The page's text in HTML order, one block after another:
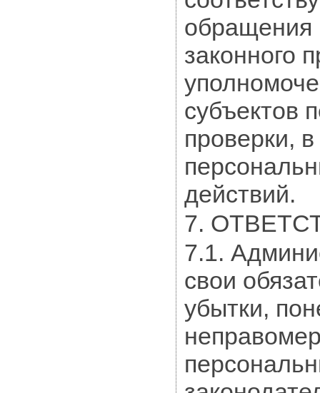
обращения
законного
субъектов
проверки,
действий.
7.
7.1.
свои
убытки,